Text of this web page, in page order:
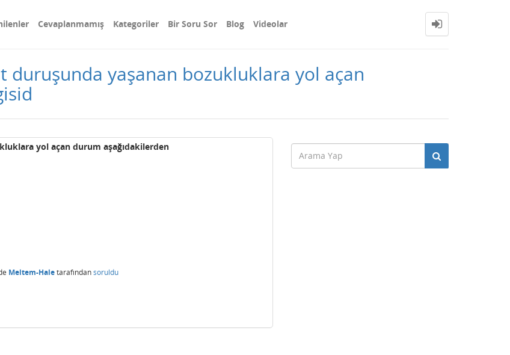
Cevaplanmamış Kategoriler Bir Soru Sor Blog Videolar
yaşanan bozukluklara yol açan
yol açan durum aşağıdakilerden
Meltem-Haletarafındansoruldu